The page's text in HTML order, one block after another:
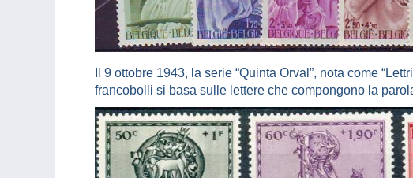
Il 9 ottobre 1943, la serie “Quinta Orval”, nota come
francobolli si basa sulle lettere che compongono la